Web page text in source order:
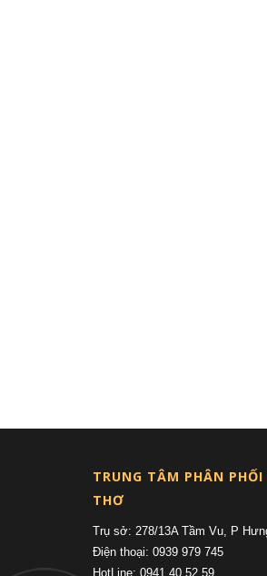
TRUNG TÂM PHÂN
THƠ
Trụ sở: 278/13A Tầm Vu, P
Điện thoại: 0939 979 745
HotLine: 0941 40 52 59